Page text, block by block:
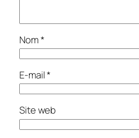
Nom*
E-mail*
Site web